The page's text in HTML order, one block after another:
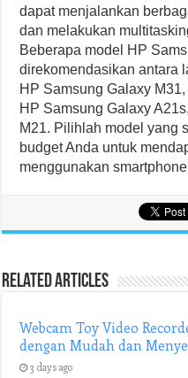
dapat menjalankan
dan melakukan
Beberapa model HP
direkomendasikan antara
HP Samsung Galaxy
HP Samsung Galaxy
M21. Pilihlah model yang
budget Anda untuk
menggunakan
Related Articles
Webcam Toy Video
dengan Mudah dan
3 days ago